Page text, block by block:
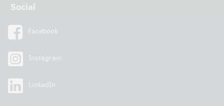
Social
Facebook
Instagram
LinkedIn